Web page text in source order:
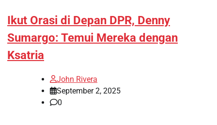
Ikut Orasi di Depan DPR, Denny
Sumargo: Temui Mereka dengan
Ksatria
John Rivera
September 2, 2025
0